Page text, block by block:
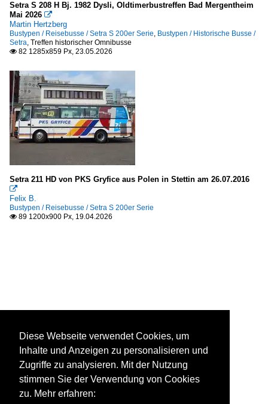
Setra S 208 H Bj. 1982 Dysli, Oldtimerbustreffen Bad Mergentheim
Mai 2026 
Martin Hertzberg
Bustypen / Reisebusse / Setra S 200er Serie, Bustypen / Historische Busse /
Setra, Treffen historischer Omnibusse
 82 1285x859 Px, 23.05.2026
Setra 211 HD von PKS Gryfice aus Polen in Stettin am 26.07.2016

Felix B.
Bustypen / Reisebusse / Setra S 200er Serie
 89 1200x900 Px, 19.04.2026
Diese Webseite verwendet Cookies, um
Inhalte und Anzeigen zu personalisieren und
Zugriffe zu analysieren. Mit der Nutzung
stimmen Sie der Verwendung von Cookies
zu. Mehr erfahren: